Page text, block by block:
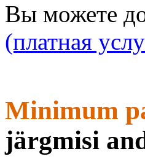
Вы можете
(платная
Minimum
järgmisi